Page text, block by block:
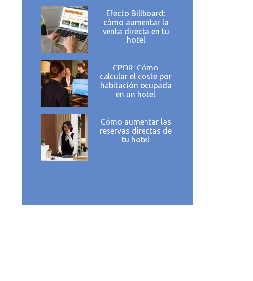
Efecto Billboard:
cómo aumentar la
venta directa en tu
hotel
CPOR: Cómo
calcular el coste por
habitación ocupada
en un hotel
Cómo aumentar las
reservas directas de
tu hotel